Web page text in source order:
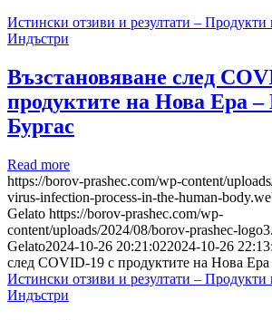
Истински отзиви и резултати –
Индъстри
Възстановяване след
продуктите на Нова Ера –
Бургас
Read more
https://borov-prashec.com/wp-content/
virus-infection-process-in-the-human-
Gelato https://borov-prashec.com/wp-
content/uploads/2024/08/borov-prashec-
Gelato2024-10-26 20:21:022024-10-26
след COVID-19 с продуктите на Нова
Истински отзиви и резултати –
Индъстри